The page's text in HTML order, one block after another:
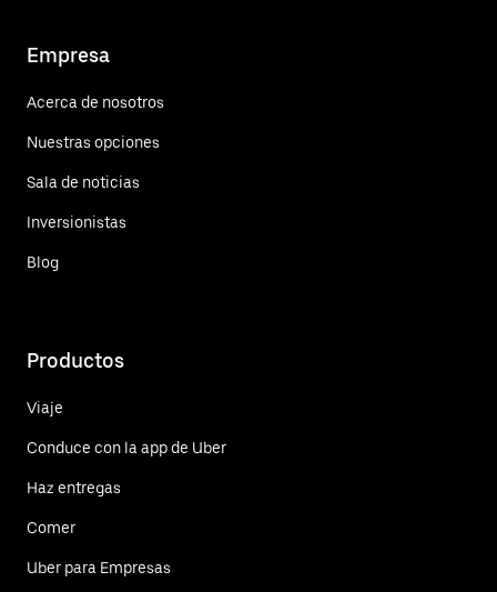
Empresa
Acerca de nosotros
Nuestras opciones
Sala de noticias
Inversionistas
Blog
Productos
Viaje
Conduce con la app de Uber
Haz entregas
Comer
Uber para Empresas